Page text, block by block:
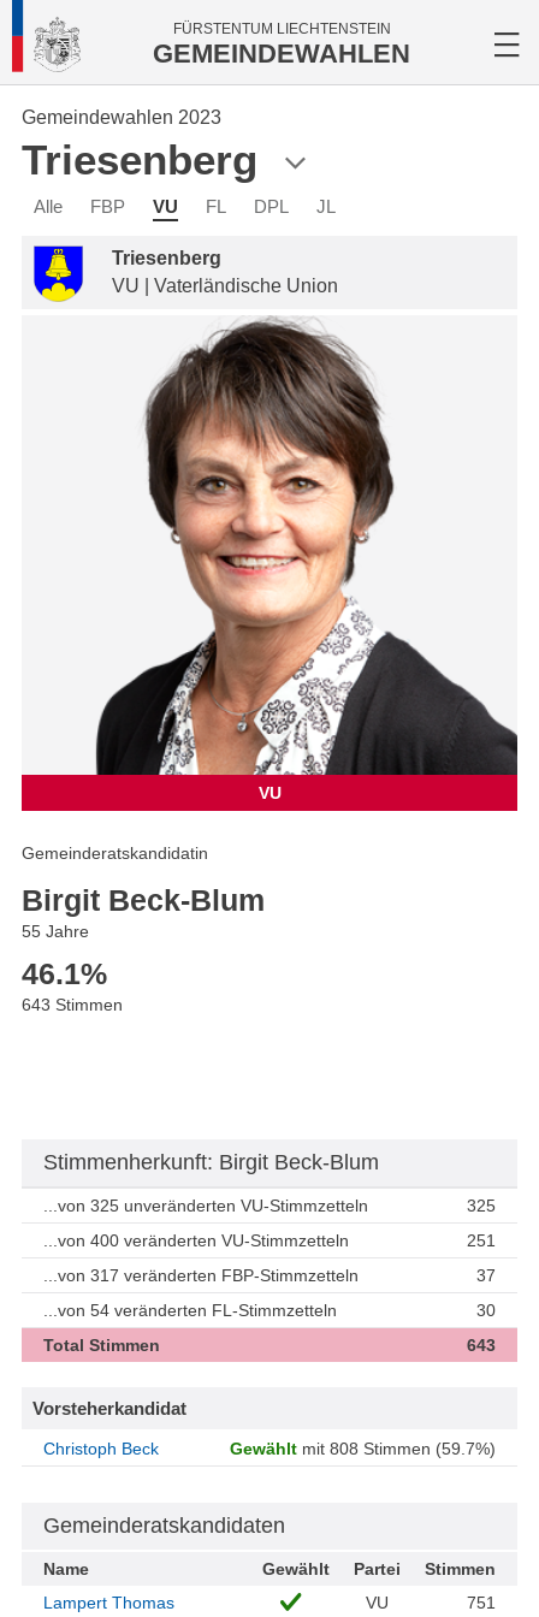
FÜRSTENTUM LIECHTENSTEIN
GEMEINDEWAHLEN
Gemeindewahlen 2023
Triesenberg
Alle FBP VU FL DPL JL
Triesenberg
VU | Vaterländische Union
VU
Gemeinderatskandidatin
Birgit Beck-Blum
55 Jahre
46.1%
643 Stimmen
Stimmenherkunft: Birgit Beck-Blum
...von 325 unveränderten VU-Stimmzetteln
325
...von 400 veränderten VU-Stimmzetteln
251
...von 317 veränderten FBP-Stimmzetteln
37
...von 54 veränderten FL-Stimmzetteln
30
Total Stimmen
643
Vorsteherkandidat
Christoph Beck Gewählt mit 808 Stimmen (59.7%)
Gemeinderatskandidaten
Name Gewählt Partei
Stimmen
Lampert Thomas
VU 751